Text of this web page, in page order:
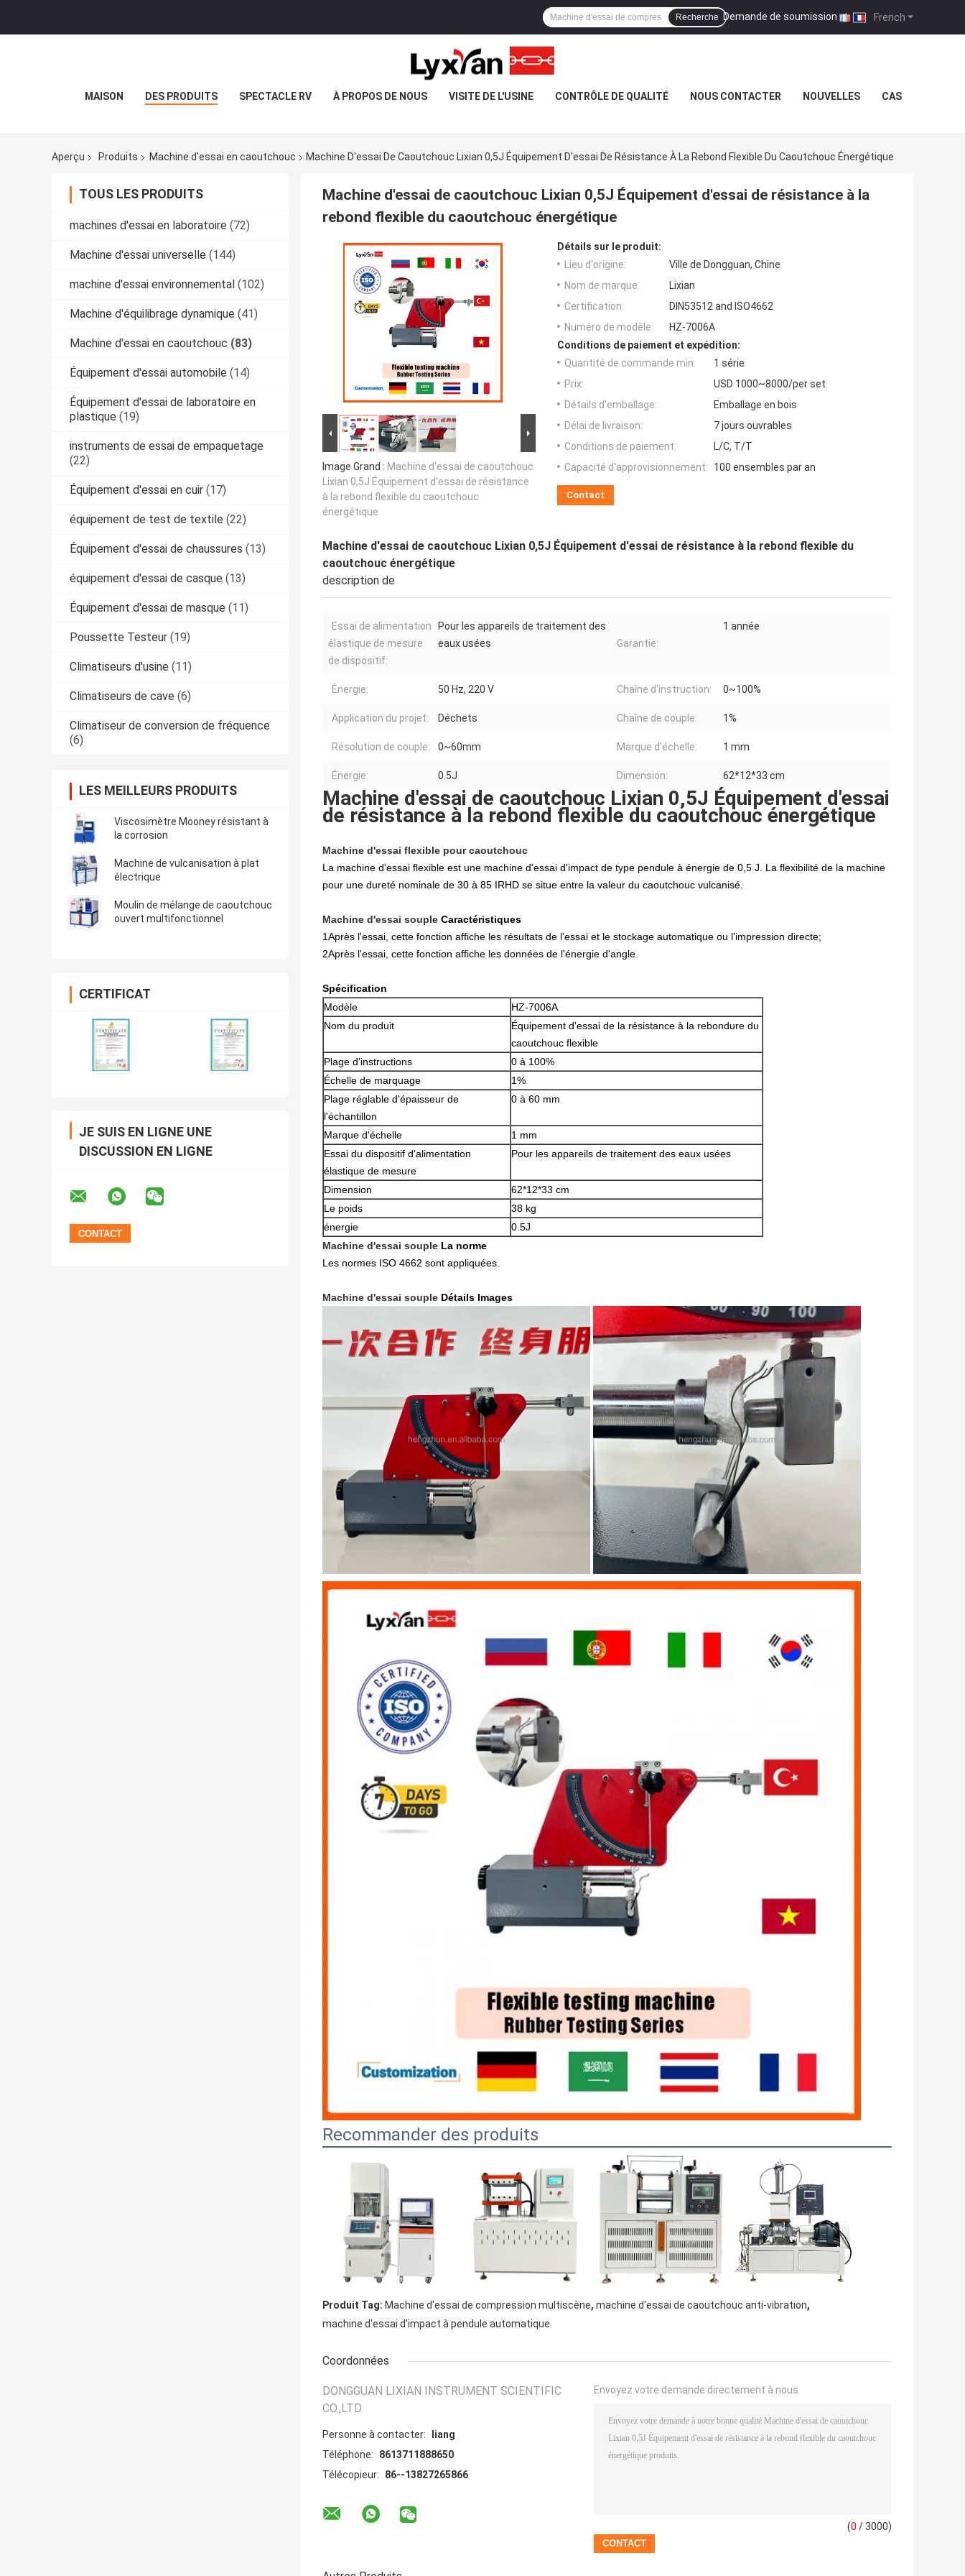
French
Demande de soumission |
Recherche
MAISON DES PRODUITS SPECTACLE RV À PROPOS DE NOUS VISITE DE L'USINE CONTRÔLE DE QUALITÉ NOUS CONTACTER NOUVELLES CAS
Aperçu Produits Machine d'essai en caoutchouc Machine D'essai De Caoutchouc Lixian 0,5J Équipement D'essai De Résistance À La Rebond Flexible Du Caoutchouc Énergétique
TOUS LES PRODUITS
machines d'essai en laboratoire (72)
Machine d'essai universelle (144)
machine d'essai environnemental (102)
Machine d'équilibrage dynamique (41)
Machine d'essai en caoutchouc (83)
Équipement d'essai automobile (14)
Équipement d'essai de laboratoire en
plastique (19)
instruments de essai de empaquetage
(22)
Équipement d'essai en cuir (17)
équipement de test de textile (22)
Équipement d'essai de chaussures (13)
équipement d'essai de casque (13)
Équipement d'essai de masque (11)
Poussette Testeur (19)
Climatiseurs d'usine (11)
Climatiseurs de cave (6)
Climatiseur de conversion de fréquence
(6)
LES MEILLEURS PRODUITS
Viscosimètre Mooney résistant à
la corrosion
Machine de vulcanisation à plat
électrique
Moulin de mélange de caoutchouc
ouvert multifonctionnel
CERTIFICAT
JE SUIS EN LIGNE UNE
DISCUSSION EN LIGNE
Machine d'essai de caoutchouc Lixian 0,5J Équipement d'essai de résistance à la
rebond flexible du caoutchouc énergétique
Image Grand : Machine d'essai de caoutchouc
Lixian 0,5J Équipement d'essai de résistance
à la rebond flexible du caoutchouc
énergétique
Détails sur le produit:
Lieu d'origine:
Ville de Dongguan, Chine
Nom de marque:
Lixian
Certification:
DIN53512 and ISO4662
Numéro de modèle:
HZ-7006A
Conditions de paiement et expédition:
Quantité de commande min:
1 série
Prix:
USD 1000~8000/per set
Détails d'emballage:
Emballage en bois
Délai de livraison:
7 jours ouvrables
Conditions de paiement:
L/C, T/T
Capacité d'approvisionnement:
100 ensembles par an
Contact
Machine d'essai de caoutchouc Lixian 0,5J Équipement d'essai de résistance à la rebond flexible du
caoutchouc énergétique
description de
Essai de alimentation
élastique de mesure
de dispositif:
Pour les appareils de traitement des
eaux usées
Garantie:
1 année
Énergie: 50 Hz, 220 V Chaîne d'instruction: 0~100%
Application du projet: Déchets Chaîne de couple: 1%
Résolution de couple: 0~60mm Marque d'échelle: 1 mm
Énergie: 0.5J Dimension: 62*12*33 cm
Machine d'essai de caoutchouc Lixian 0,5J Équipement d'essai
de résistance à la rebond flexible du caoutchouc énergétique
Machine d'essai flexible pour caoutchouc
La machine d'essai flexible est une machine d'essai d'impact de type pendule à énergie de 0,5 J. La flexibilité de la machine
pour une dureté nominale de 30 à 85 IRHD se situe entre la valeur du caoutchouc vulcanisé.
Machine d'essai souple Caractéristiques
1Après l'essai, cette fonction affiche les résultats de l'essai et le stockage automatique ou l'impression directe;
2Après l'essai, cette fonction affiche les données de l'énergie d'angle.
Spécification
Modèle
HZ-7006A
Nom du produit
Équipement d'essai de la résistance à la rebondure du
caoutchouc flexible
Plage d'instructions
0 à 100%
Échelle de marquage
1%
Plage réglable d'épaisseur de
l'échantillon
0 à 60 mm
Marque d'échelle
1 mm
Essai du dispositif d'alimentation
élastique de mesure
Pour les appareils de traitement des eaux usées
Dimension
62*12*33 cm
Le poids
38 kg
énergie
0.5J
Machine d'essai souple La norme
Les normes ISO 4662 sont appliquées.
Machine d'essai souple Détails Images
Recommander des produits
Produit Tag: Machine d'essai de compression multiscène, machine d'essai de caoutchouc anti-vibration,
machine d'essai d'impact à pendule automatique
Coordonnées
DONGGUAN LIXIAN INSTRUMENT SCIENTIFIC
CO.,LTD
Personne à contacter:
liang
Téléphone:
8613711888650
Télécopieur:
86--13827265866
Envoyez votre demande directement à nous
(0 / 3000)